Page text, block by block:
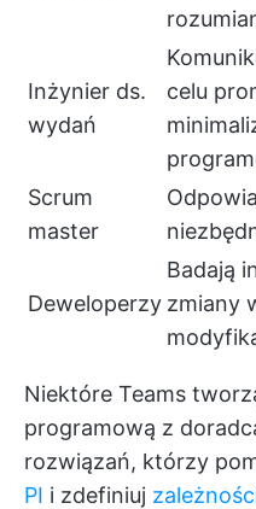
Inżynier ds.
wydań
celu
Scrum
master
Deweloperzy
Badają
zmiany
Niektóre Teams
programową z
rozwiązań, którzy
PI i zdefiniuj